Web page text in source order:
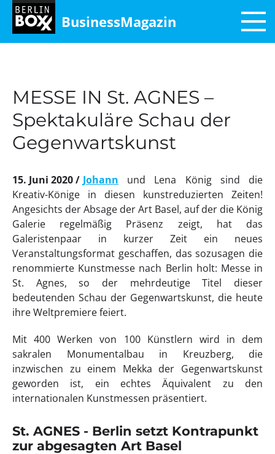
BusinessMagazin
MESSE IN St. AGNES –
Spektakuläre Schau der
Gegenwartskunst
15. Juni 2020 Johann und Lena König sind die
Kreativ-Könige in diesen kunstreduzierten Zeiten!
Angesichts der Absage der Art Basel, auf der die König
Galerie regelmäßig Präsenz zeigt, hat das
Galeristenpaar in kurzer Zeit ein neues
Veranstaltungsformat geschaffen, das sozusagen die
renommierte Kunstmesse nach Berlin holt: Messe in
St. Agnes, so der mehrdeutige Titel dieser
bedeutenden Schau der Gegenwartskunst, die heute
ihre Weltpremiere feiert.
Mit 400 Werken von 100 Künstlern wird in dem
sakralen Monumentalbau in Kreuzberg, die
inzwischen zu einem Mekka der Gegenwartskunst
geworden ist, ein echtes Äquivalent zu den
internationalen Kunstmessen präsentiert.
St. AGNES - Berlin setzt Kontrapunkt
zur abgesagten Art Basel